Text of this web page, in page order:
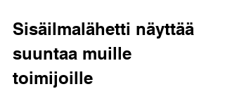
Sisäilmalähetti näyttää
suuntaa muille
toimijoille